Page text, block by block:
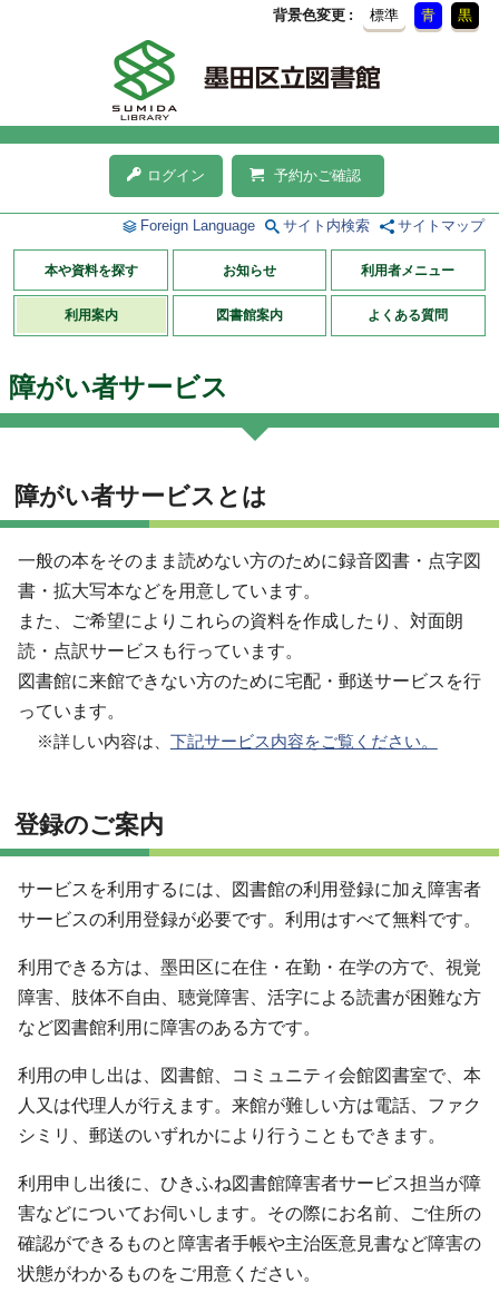
背景色変更 標準 青 黒
ログイン 予約かご確認
Foreign Language サイト内検索 サイトマップ
本や資料を探す お知らせ 利用者メニュー
利用案内 図書館案内 よくある質問
障がい者サービス
障がい者サービスとは
一般の本をそのまま読めない方のために録音図書・点字図
書・拡大写本などを用意しています。
また、ご希望によりこれらの資料を作成したり、対面朗
読・点訳サービスも行っています。
図書館に来館できない方のために宅配・郵送サービスを行
っています。
※詳しい内容は、 下記サービス内容をご覧ください。
登録のご案内
サービスを利用するには、図書館の利用登録に加え障害者
サービスの利用登録が必要です。利用はすべて無料です。
利用できる方は、墨田区に在住・在勤・在学の方で、視覚
障害、肢体不自由、聴覚障害、活字による読書が困難な方
など図書館利用に障害のある方です。
利用の申し出は、図書館、コミュニティ会館図書室で、本
人又は代理人が行えます。来館が難しい方は電話、ファク
シミリ、郵送のいずれかにより行うこともできます。
利用申し出後に、ひきふね図書館障害者サービス担当が障
害などについてお伺いします。その際にお名前、ご住所の
確認ができるものと障害者手帳や主治医意見書など障害の
状態がわかるものをご用意ください。